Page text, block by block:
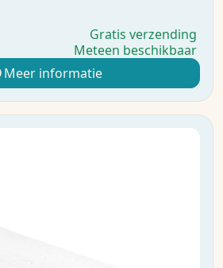
Gratis verzending
Meteen beschikbaar
Meer informatie